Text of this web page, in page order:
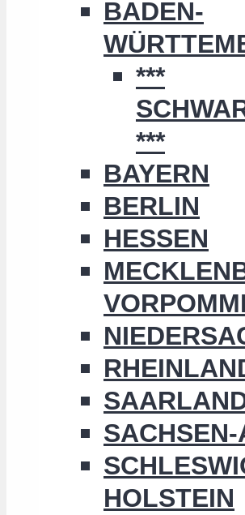
BADEN-
***
***
BAYERN
BERLIN
HESSEN
HOLSTEIN